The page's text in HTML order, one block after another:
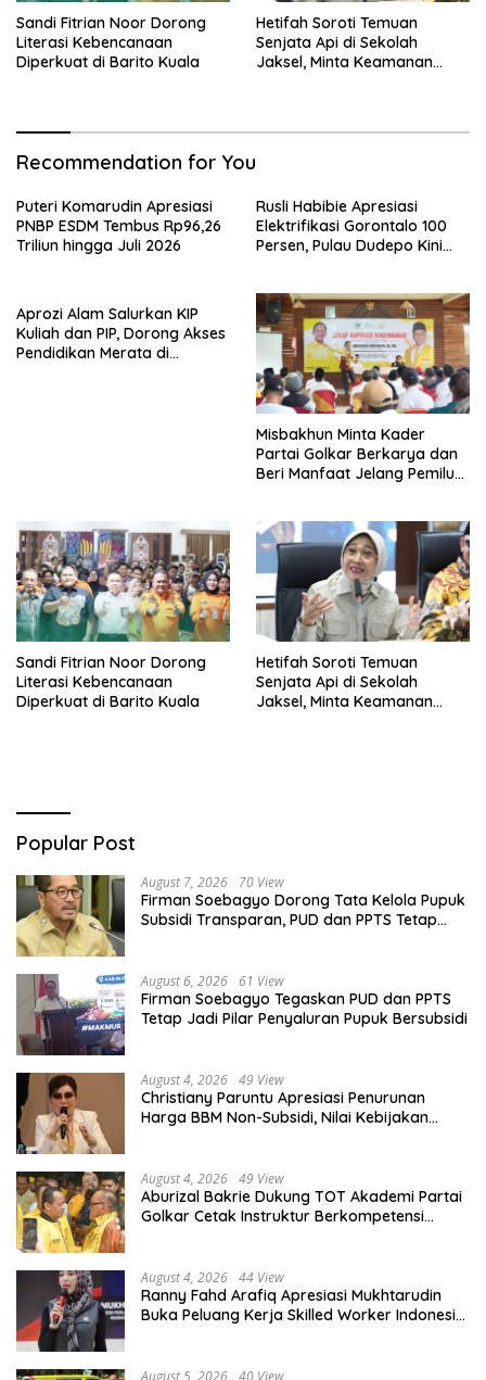
Sandi Fitrian Noor Dorong
Literasi Kebencanaan
Diperkuat di Barito Kuala
Hetifah Soroti Temuan
Senjata Api di Sekolah
Jaksel, Minta Keamanan
Recommendation for You
Puteri Komarudin Apresiasi
PNBP ESDM Tembus Rp96,26
Triliun hingga Juli 2026
Rusli Habibie Apresiasi
Elektrifikasi Gorontalo 100
Persen, Pulau Dudepo Kini
Aprozi Alam Salurkan KIP
Kuliah dan PIP, Dorong Akses
Pendidikan Merata di
Misbakhun Minta Kader
Partai Golkar Berkarya dan
Beri Manfaat Jelang Pemilu
Sandi Fitrian Noor Dorong
Literasi Kebencanaan
Diperkuat di Barito Kuala
Hetifah Soroti Temuan
Senjata Api di Sekolah
Jaksel, Minta Keamanan
Popular Post
August 7, 2026 70 View
Firman Soebagyo Dorong Tata Kelola Pupuk
Subsidi Transparan, PUD dan PPTS Tetap
August 6, 2026 61 View
Firman Soebagyo Tegaskan PUD dan PPTS
Tetap Jadi Pilar Penyaluran Pupuk Bersubsidi
August 4, 2026 49 View
Christiany Paruntu Apresiasi Penurunan
Harga BBM Non-Subsidi, Nilai Kebijakan
August 4, 2026 49 View
Aburizal Bakrie Dukung TOT Akademi Partai
Golkar Cetak Instruktur Berkompetensi
August 4, 2026 44 View
Ranny Fahd Arafiq Apresiasi Mukhtarudin
Buka Peluang Kerja Skilled Worker Indonesia
August 5, 2026 40 View